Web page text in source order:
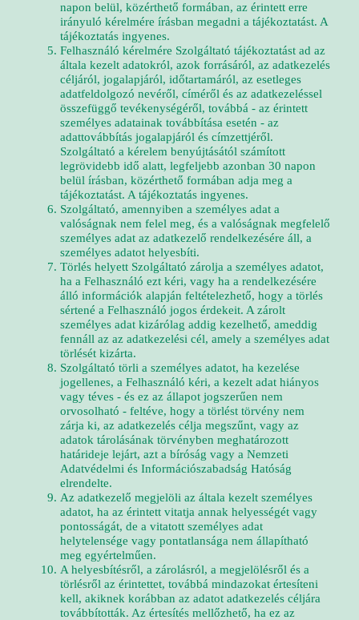
napon belül, közérthető formában, az érintett erre
irányuló kérelmére írásban megadni a tájékoztatást. A
tájékoztatás ingyenes.
Felhasználó kérelmére Szolgáltató tájékoztatást ad az
általa kezelt adatokról, azok forrásáról, az adatkezelés
céljáról, jogalapjáról, időtartamáról, az esetleges
adatfeldolgozó nevéről, címéről és az adatkezeléssel
összefüggő tevékenységéről, továbbá - az érintett
személyes adatainak továbbítása esetén - az
adattovábbítás jogalapjáról és címzettjéről.
Szolgáltató a kérelem benyújtásától számított
legrövidebb idő alatt, legfeljebb azonban 30 napon
belül írásban, közérthető formában adja meg a
tájékoztatást. A tájékoztatás ingyenes.
Szolgáltató, amennyiben a személyes adat a
valóságnak nem felel meg, és a valóságnak megfelelő
személyes adat az adatkezelő rendelkezésére áll, a
személyes adatot helyesbíti.
Törlés helyett Szolgáltató zárolja a személyes adatot,
ha a Felhasználó ezt kéri, vagy ha a rendelkezésére
álló információk alapján feltételezhető, hogy a törlés
sértené a Felhasználó jogos érdekeit. A zárolt
személyes adat kizárólag addig kezelhető, ameddig
fennáll az az adatkezelési cél, amely a személyes adat
törlését kizárta.
Szolgáltató törli a személyes adatot, ha kezelése
jogellenes, a Felhasználó kéri, a kezelt adat hiányos
vagy téves - és ez az állapot jogszerűen nem
orvosolható - feltéve, hogy a törlést törvény nem
zárja ki, az adatkezelés célja megszűnt, vagy az
adatok tárolásának törvényben meghatározott
határideje lejárt, azt a bíróság vagy a Nemzeti
Adatvédelmi és Információszabadság Hatóság
elrendelte.
Az adatkezelő megjelöli az általa kezelt személyes
adatot, ha az érintett vitatja annak helyességét vagy
pontosságát, de a vitatott személyes adat
helytelensége vagy pontatlansága nem állapítható
meg egyértelműen.
A helyesbítésről, a zárolásról, a megjelölésről és a
törlésről az érintettet, továbbá mindazokat értesíteni
kell, akiknek korábban az adatot adatkezelés céljára
továbbították. Az értesítés mellőzhető, ha ez az